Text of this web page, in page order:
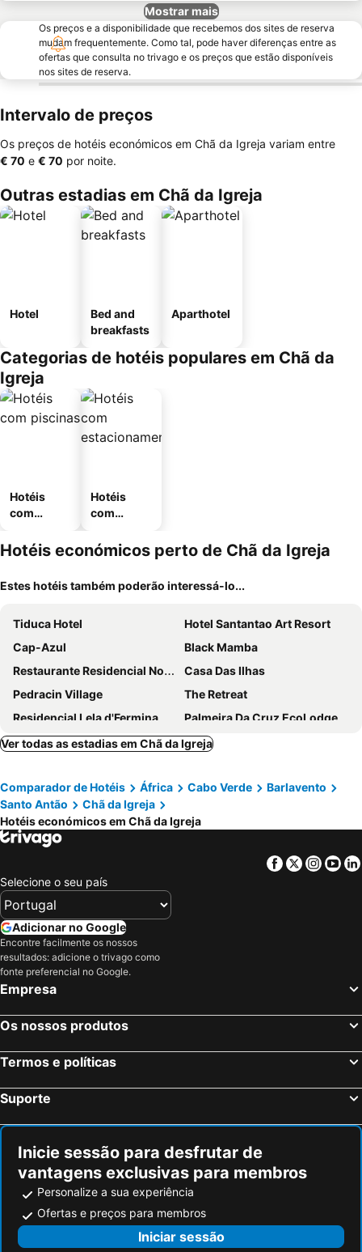
Mostrar mais
Os preços e a disponibilidade que recebemos dos sites de reserva
mudam frequentemente. Como tal, pode haver diferenças entre as
ofertas que consulta no trivago e os preços que estão disponíveis
nos sites de reserva.
Intervalo de preços
Os preços de hotéis económicos em Chã da Igreja variam entre
‎€ 70 e ‎€ 70 por noite.
Outras estadias em Chã da Igreja
Hotel
Bed and
breakfasts
Aparthotel
Categorias de hotéis populares em Chã da
Igreja
Hotéis
com
Hotéis
com
mento
Hotéis económicos perto de Chã da Igreja
Estes hotéis também poderão interessá-lo...
Tiduca Hotel
Hotel Santantao Art Resort
Cap-Azul
Black Mamba
Restaurante Residencial Nova Cidade
Casa Das Ilhas
Pedracin Village
The Retreat
Residencial Lela d'Fermina
Palmeira Da Cruz EcoLodge
Walhalla Seahouse
Música do Mar
SANDRO Paul Residenciel
Laranjinha Rooms
Paul Mar
Residencial Sintanton Trekking
Ver todas as estadias em Chã da Igreja
Comparador de Hotéis África Cabo Verde
Barlavento
Santo Antão
Chã da Igreja
Hotéis económicos em Chã da Igreja
Facebook
Twitter
Selecione o seu país
Adicionar no Google
Encontre facilmente os nossos
resultados: adicione o trivago como
fonte preferencial no Google.
Empresa
Os nossos produtos
Termos e políticas
Suporte
Inicie sessão para desfrutar de
vantagens exclusivas para membros
Personalize a sua experiência
Ofertas e preços para membros
Iniciar sessão